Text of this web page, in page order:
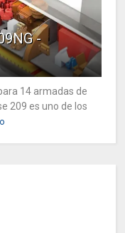
-
14 armadas de
209 es uno de los